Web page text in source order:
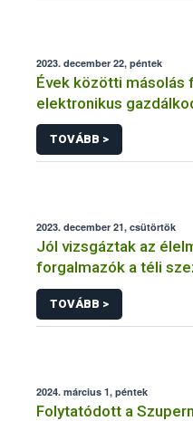
2023. december 22, péntek
Évek közötti másolás
elektronikus
TOVÁBB >
2023. december 21, csütörtök
Jól vizsgáztak az
forgalmazók a téli
félidejében
TOVÁBB >
2024. március 1, péntek
Folytatódott a